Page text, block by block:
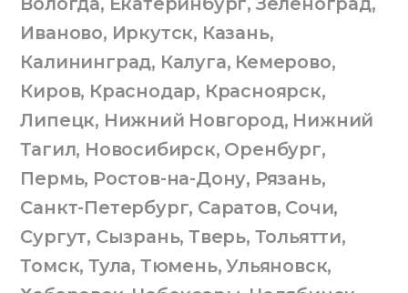
Иваново, Иркутск, Казань,
Калининград, Калуга, Кемерово,
Киров, Краснодар, Красноярск,
Липецк, Нижний Новгород, Нижний
Тагил, Новосибирск, Оренбург,
Пермь, Ростов-на-Дону, Рязань,
Санкт-Петербург, Саратов, Сочи,
Сургут, Сызрань,Тверь, Тольятти,
Томск, Тула, Тюмень,Ульяновск,